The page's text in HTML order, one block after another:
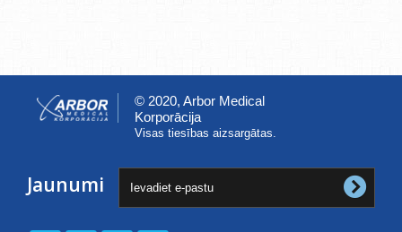
© 2020, Arbor Medical
Korporācija
Visas tiesības aizsargātas.
Jaunumi